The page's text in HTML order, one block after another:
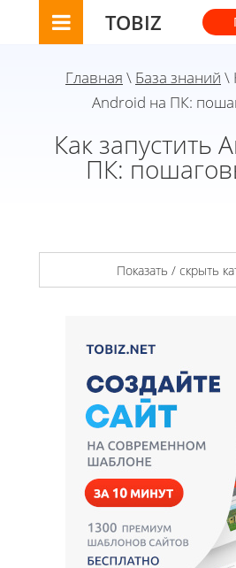
TOBIZ
Главная \ База знаний \
Android на ПК:
Как запустить
ПК:
Показать / скрыть